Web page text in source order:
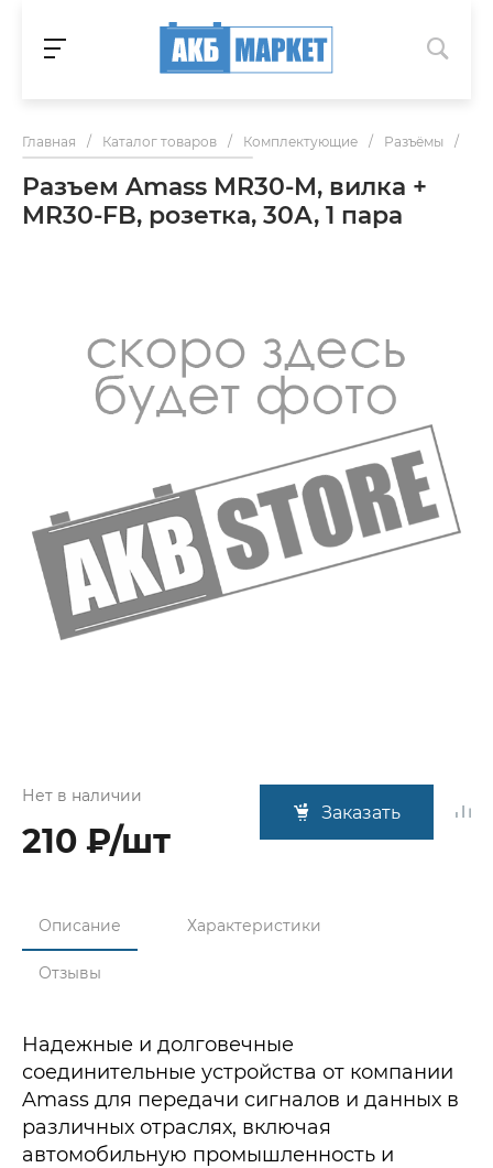
Главная / Каталог товаров / Комплектующие / Разъёмы /
Разъем Amass MR30-M, вилка +
MR30-FB, розетка, 30А, 1 пара
Нет в наличии
210 ₽/шт
Заказать
Описание Характеристики
Отзывы
Надежные и долговечные
соединительные устройства от компании
Amass для передачи сигналов и данных в
различных отраслях, включая
автомобильную промышленность и